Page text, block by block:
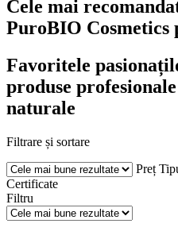
Cele mai
PuroBIO Cosmetics
Favoritele
produse
naturale
Filtrare și sortare
Preț
Certificate
Filtru